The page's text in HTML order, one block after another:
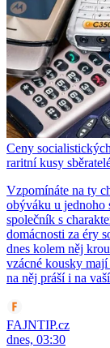
Ceny
raritní kusy
Vzpomínáte na ty
obýváku u jednoho
společník s
domácnosti za éry
dnes kolem něj
vzácné kousky
na něj práší i na
FAJNTIP.cz
dnes, 03:30